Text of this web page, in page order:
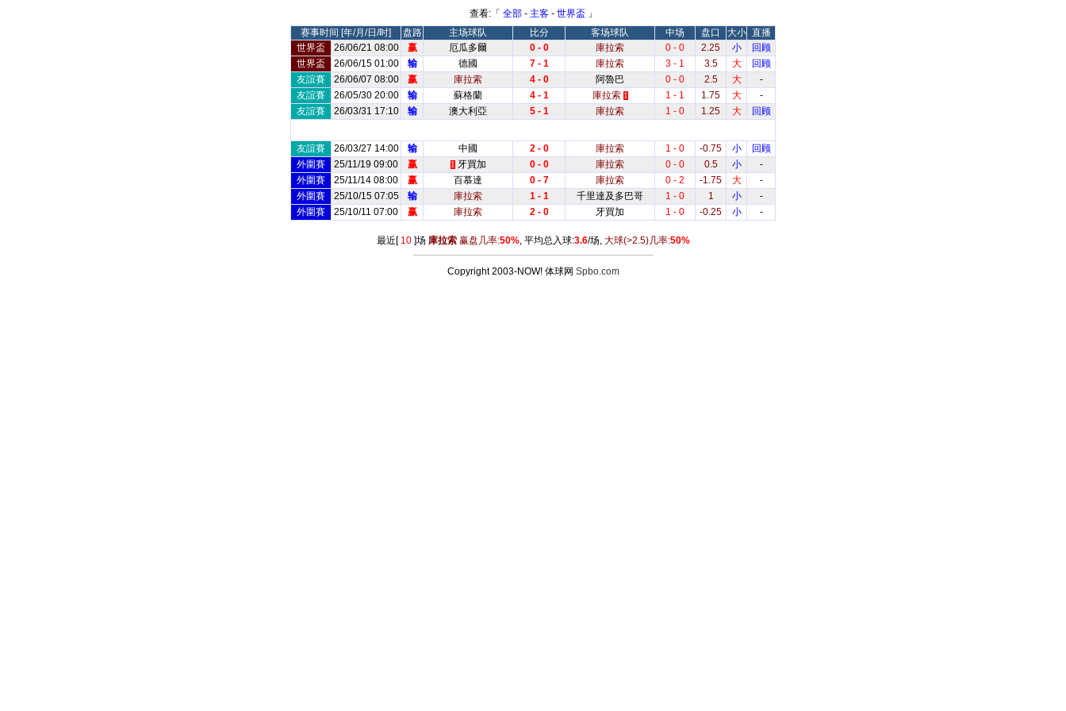
查看:「 全部- 主客- 世界盃 」
赛事时间 [年/月/日/时]
盘路 主场球队 比分 客场球队 中场 盘口 大小 直播
世界盃
26/06/21 08:00 赢 厄瓜多爾 0 - 0 庫拉索 0 - 0 2.25 小
回顾
世界盃
26/06/15 01:00 输 德國 7 - 1 庫拉索 3 - 1 3.5 大
回顾
友誼賽
26/06/07 08:00 赢 庫拉索 4 - 0 阿魯巴 0 - 0 2.5 大
-
友誼賽
26/05/30 20:00 输 蘇格蘭 4 - 1 庫拉索 1 1 - 1 1.75 大
-
友誼賽
26/03/31 17:10 输 澳大利亞 5 - 1 庫拉索 1 - 0 1.25 大 回顾
友誼賽 26/03/27 14:00 输 中國 2 - 0 庫拉索 1 - 0 -0.75 小
回顾
外圍賽
25/11/19 09:00 赢 1 牙買加 0 - 0 庫拉索 0 - 0 0.5 小
-
外圍賽
25/11/14 08:00 赢 百慕達 0 - 7 庫拉索 0 - 2 -1.75 大
-
外圍賽
25/10/15 07:05 输 庫拉索 1 - 1 千里達及多巴哥 1 - 0 1 小
-
外圍賽
25/10/11 07:00 赢 庫拉索 2 - 0 牙買加 1 - 0 -0.25 小 -
最近[ 10]场 庫拉索赢盘几率:50%, 平均总入球:3.6/场, 大球(>2.5)几率:50%
Copyright 2003-NOW! 体球网 Spbo.com